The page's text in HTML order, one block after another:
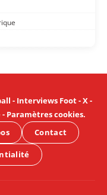
- Interviews Foot-X-
- Paramètres cookies.
Contact